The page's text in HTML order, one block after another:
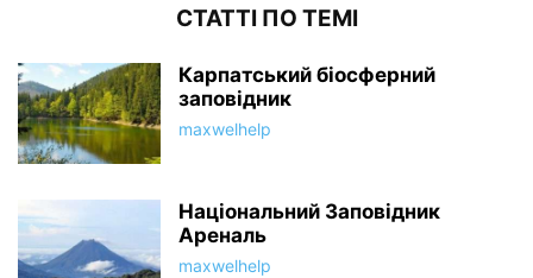
СТАТТІ ПО ТЕМІ
Карпатський біосферний
заповідник
maxwelhelp
Національний Заповідник
Ареналь
maxwelhelp